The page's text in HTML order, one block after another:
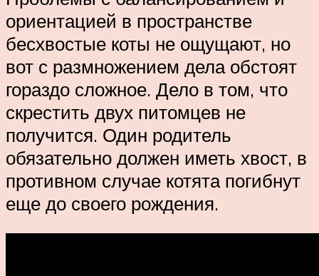
ориентацией в пространстве
бесхвостые коты не ощущают, но
вот с размножением дела обстоят
гораздо сложное. Дело в том, что
скрестить двух питомцев не
получится. Один родитель
обязательно должен иметь хвост, в
противном случае котята погибнут
еще до своего рождения.